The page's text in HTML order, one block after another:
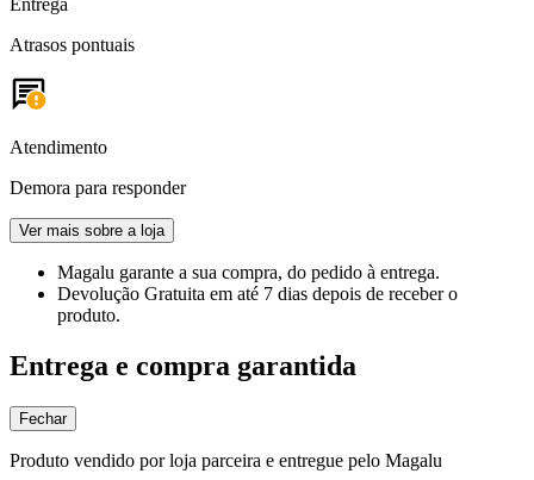
Entrega
Atrasos pontuais
Atendimento
Demora para responder
Ver mais sobre a loja
Magalu garante a sua compra, do pedido à entrega.
Devolução Gratuita em até 7 dias depois de receber o
produto.
Entrega e compra garantida
Fechar
Produto vendido por loja parceira e entregue pelo Magalu